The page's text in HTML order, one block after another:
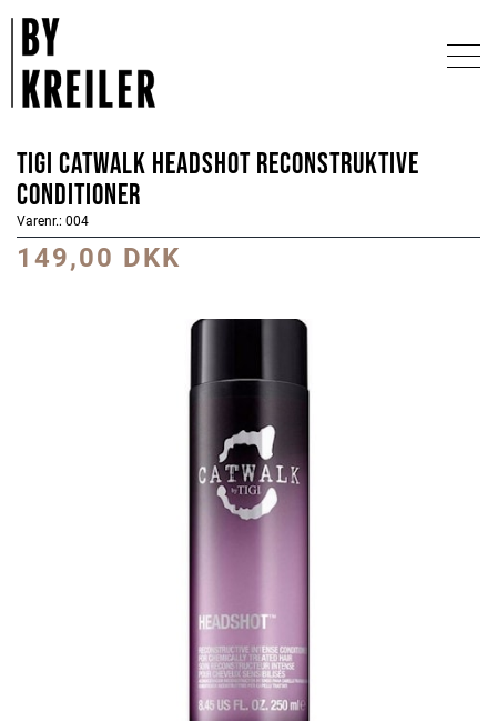
Tigi Catwalk Headshot Reconstruktive
Conditioner
Varenr.: 004
149,00 DKK